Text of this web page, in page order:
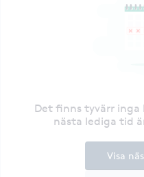
Det finns tyvärr inga
nästa lediga tid
Visa